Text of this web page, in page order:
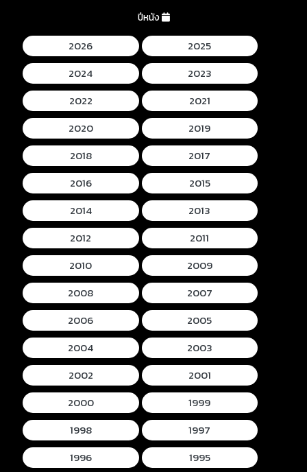
ปีหนัง
2026
2025
2024
2023
2022
2021
2020
2019
2018
2017
2016
2015
2014
2013
2012
2011
2010
2009
2008
2007
2006
2005
2004
2003
2002
2001
2000
1999
1998
1997
1996
1995